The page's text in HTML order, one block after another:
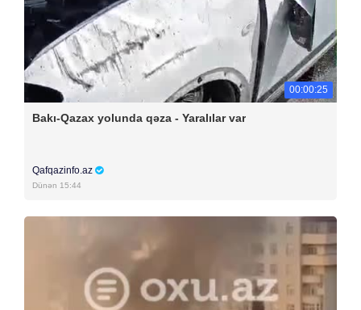
00:00:25
Bakı-Qazax yolunda qəza - Yaralılar var
Qafqazinfo.az
Dünən 15:44